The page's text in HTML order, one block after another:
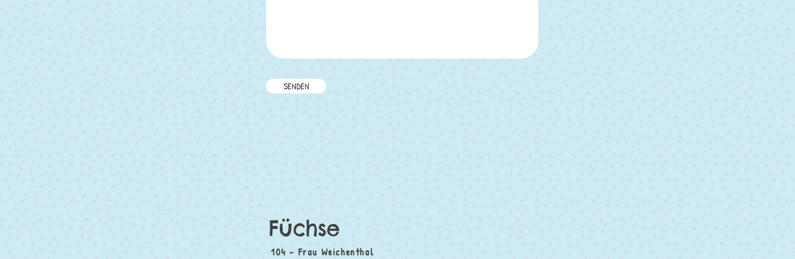
SENDEN
Füchse
104 - Frau Weichenthal